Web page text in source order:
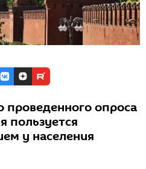
проведенного опроса
пользуется
у населения